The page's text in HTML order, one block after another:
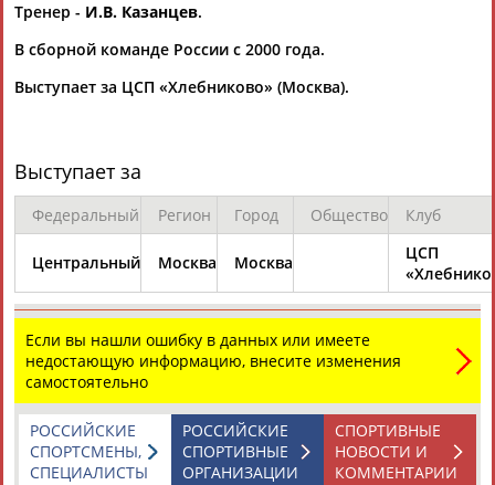
байдарках-одиночках -... ...Максим Шабанов, Артем
Александра Перова . На каноэ-двойках - Дмитрий...
13.05.2016
...Губенко, Артём Прожерин Байдарка-одиночка среди
женщин -Александра Перова, Марта Харитонова,
ЕкатеринаПерова ...
(Проект:Информационное агентство СТАДИОН)
Александр Липатов и Павел Эйгель не смогли выйти в финал
чемпионата мира по гребному слалому
в финал чемпионата мира по гребному слалому, который
проходит в Праге ... ...ицы:Александра Перова(12-е место),
ЕкатеринаПерова
ИТАР-ТАСС. ...
(Проект:Информационное агентство СТАДИОН
14.09.2013
Тренер - И.В. Казанцев.
В сборной команде России с 2000 года.
Выступает за ЦСП «Хлебниково» (Москва).
Выступает за
Федеральный Регион Город Общество Клуб
Центральный Москва Москва
ЦСП
Если вы нашли ошибку в данных или имеете
недостающую информацию, внесите изменения
самостоятельно
СПОРТИВНЫЕ
НОВОСТИ И
КОММЕНТАРИИ
РОССИЙСКИЕ
СПОРТИВНЫЕ
ОРГАНИЗАЦИИ
РОССИЙСКИЕ
СПОРТСМЕНЫ,
СПЕЦИАЛИСТЫ